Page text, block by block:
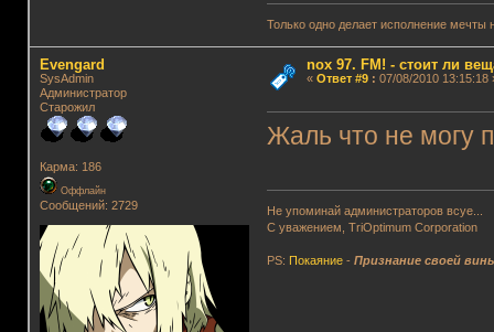
Только одно делает исполнение
Evengard
SysAdmin
Администратор
Старожил
Карма: 186
Оффлайн
Сообщений: 2729
nox 97. FM! - стоит ли
« Ответ #9: 07/08/2010 13:15:18
Жаль что не могу
Не упоминай администраторов всуе...
С уважением, TriOptimum Corporation
PS: Покаяние -Признание своей